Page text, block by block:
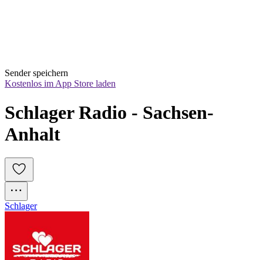
Sender speichern
Kostenlos im App Store laden
Schlager Radio - Sachsen-
Anhalt
Schlager